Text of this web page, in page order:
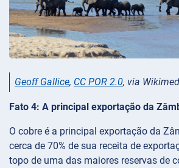
Geoff Gallice, CC POR 2.0, via
Fato 4: A principal exportação da
O cobre é a principal exportação da
cerca de 70% de sua receita de
topo de uma das maiores reservas de